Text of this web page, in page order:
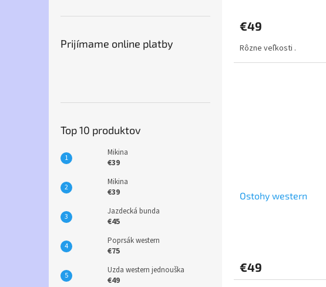
Prijímame online platby
Top 10 produktov
Mikina
€39
Mikina
€39
Jazdecká bunda
€45
Poprsák western
€75
Uzda western jednouška
€49
€49
Rôzne veľkosti .
Ostohy western
€49